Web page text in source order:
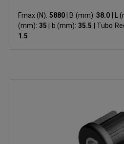
Fmax (N): 5880 B (mm):38.0 L
(mm): 35 b (mm):35.5 Tubo
1.5